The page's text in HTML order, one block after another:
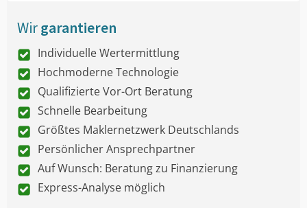
Wirgarantieren
Individuelle Wertermittlung
Hochmoderne Technologie
Qualifizierte Vor-Ort Beratung
Schnelle Bearbeitung
Größtes Maklernetzwerk Deutschlands
Persönlicher Ansprechpartner
Auf Wunsch: Beratung zu Finanzierung
Express-Analyse möglich